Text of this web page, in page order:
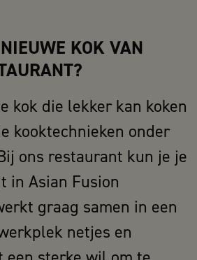
KOK VAN
kok die lekker kan koken
kooktechnieken onder
ons restaurant kun je je
in Asian Fusion
graag samen in een
netjes en